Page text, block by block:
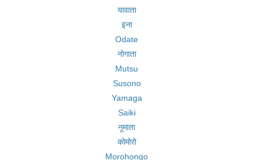
यावाता
इना
Odate
नोगाता
Mutsu
Susono
Yamaga
Saiki
नूमाता
कोमोरो
Morohongo